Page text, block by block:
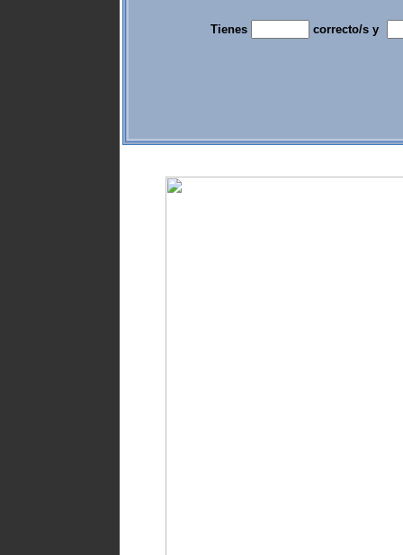
Tienes correcto/s y